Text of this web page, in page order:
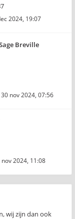
2024, 19:07
Breville
nov 2024, 07:56
nov 2024, 11:08
wij zijn dan ook